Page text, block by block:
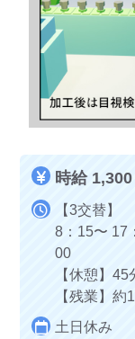
時給
【3交替】
8：15〜 17
00
【休憩】45
【残業】約
土日休み